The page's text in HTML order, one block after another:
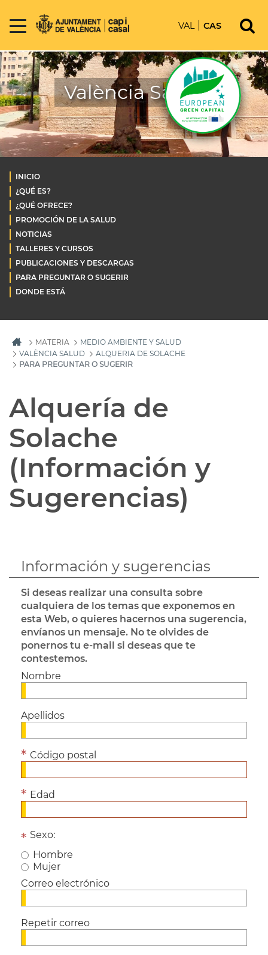
VAL CAS
València Salud
INICIO
¿QUÉ ES?
¿QUÉ OFRECE?
PROMOCIÓN DE LA SALUD
NOTICIAS
TALLERES Y CURSOS
PUBLICACIONES Y DESCARGAS
PARA PREGUNTAR O SUGERIR
DONDE ESTÁ
MATERIA
MEDIO AMBIENTE Y SALUD
VALÈNCIA SALUD
ALQUERIA DE SOLACHE
PARA PREGUNTAR O SUGERIR
Alquería de
Solache
(Información y
Sugerencias)
Información y sugerencias
Si deseas realizar una consulta sobre
cualquiera de los temas que exponemos en
esta Web, o quieres hacernos una sugerencia,
envíanos un mensaje. No te olvides de
ponernos tu e-mail si deseas que te
contestemos.
Nombre
Apellidos
Código postal
Edad
Sexo:
Hombre
Mujer
Correo electrónico
Repetir correo